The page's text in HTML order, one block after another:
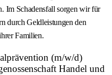
Im Schadensfall sorgen wir für
durch Geldleistungen den
Familien.
(m/w/d)
Handel und